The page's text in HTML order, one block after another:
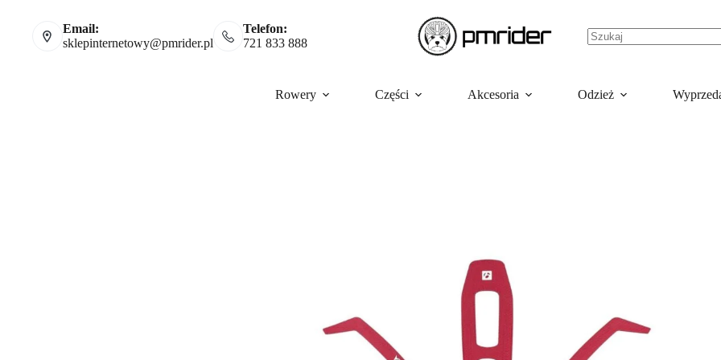
Email:
sklepinternetowy@pmrider.pl
Telefon:
721 833 888
Rowery Części Akcesoria Odzież